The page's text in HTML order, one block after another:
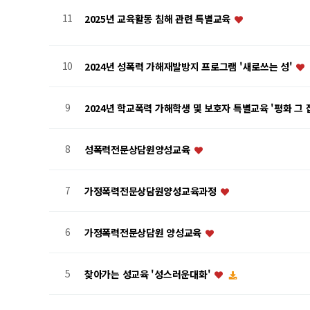
11 2025년 교육활동 침해 관련 특별교육
10 2024년 성폭력 가해재발방지 프로그램 '새로쓰는 성'
9 2024년 학교폭력 가해학생 및 보호자 특별교육 '평화 그
8 성폭력전문상담원양성교육
7 가정폭력전문상담원양성교육과정
6 가정폭력전문상담원 양성교육
5 찾아가는 성교육 '성스러운대화'